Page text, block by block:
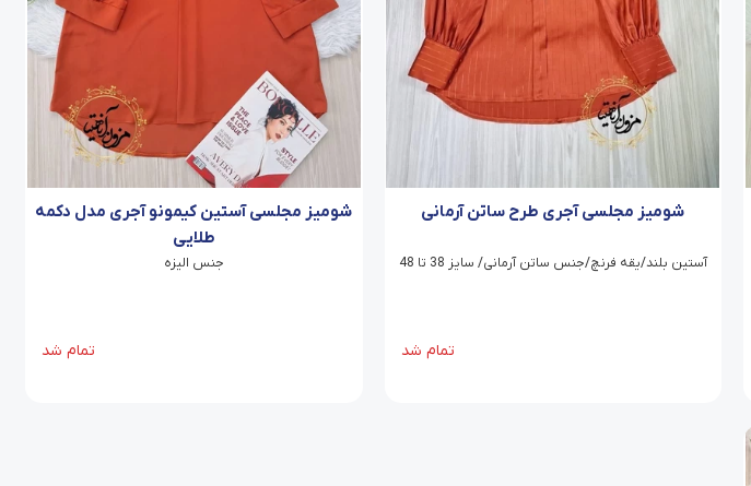
شومیز مجلسی آجری طرح ساتن آرمانی
آستین بلند/یقه فرنچ/جنس ساتن آرمانی/ سایز 38 تا 48
تمام شد
شومیز مجلسی آستین کیمونو آجری مدل دکمه
طلایی
جنس الیزه
تمام شد